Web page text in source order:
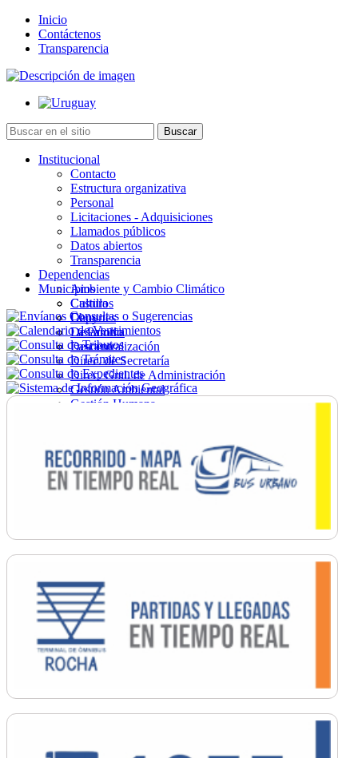
Inicio
Contáctenos
Transparencia
Institucional
Contacto
Estructura organizativa
Personal
Licitaciones - Adquisiciones
Llamados públicos
Datos abiertos
Transparencia
Dependencias
Ambiente y Cambio Climático
Cultura
Deportes
Desarrollo
Descentralización
Direc. de Secretaría
Direc. Gral. de Administración
Gestión Ambiental
Gestión Humana
Ordenamiento
Promoción Social
Salud
Secretaría General
Municipios
Castillos
Chuy
La Paloma
Lascano